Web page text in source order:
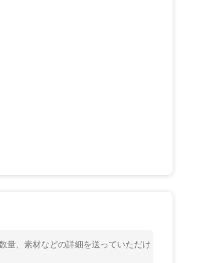
量、素材などの詳細を送っていただけ